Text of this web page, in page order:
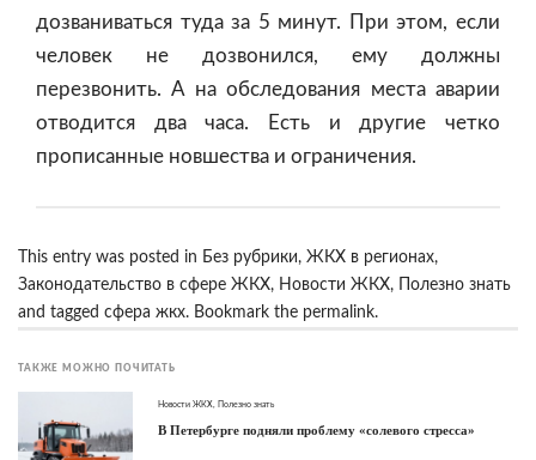
дозваниваться туда за 5 минут. При этом, если
человек не дозвонился, ему должны
перезвонить. А на обследования места аварии
отводится два часа. Есть и другие четко
прописанные новшества и ограничения.
This entry was posted in Без рубрики, ЖКХ в регионах,
Законодательство в сфере ЖКХ, Новости ЖКХ,
Полезно знать
and tagged сфера жкх. Bookmark the permalink.
ТАКЖЕ МОЖНО ПОЧИТАТЬ
Новости ЖКХ Полезно знать
В Петербурге подняли проблему «солевого стресса»